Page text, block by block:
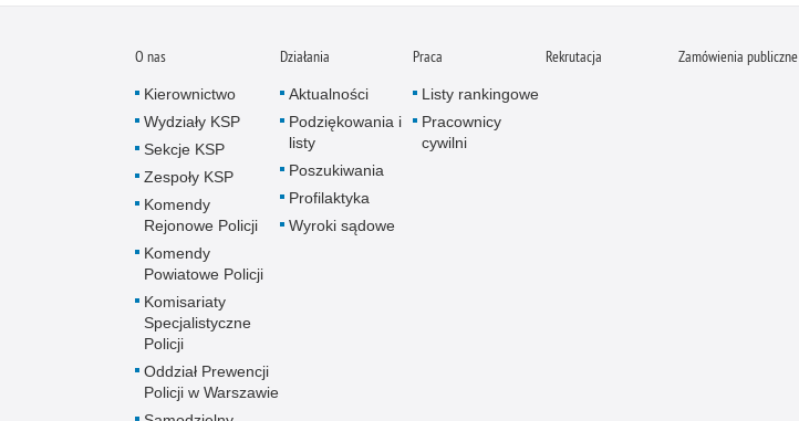
O nas
Kierownictwo
Wydziały KSP
Sekcje KSP
Zespoły KSP
Komendy
Rejonowe Policji
Komendy
Powiatowe Policji
Komisariaty
Specjalistyczne
Policji
Oddział Prewencji
Policji w Warszawie
Działania
Aktualności
Podziękowania i
listy
Poszukiwania
Profilaktyka
Wyroki sądowe
Praca
Listy rankingowe
Pracownicy
cywilni
Rekrutacja Zamówienia publiczne